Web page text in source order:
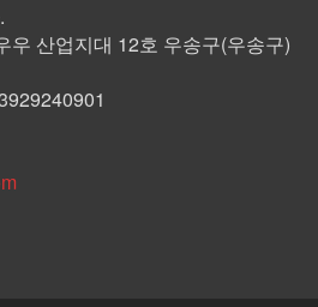
우 산업지대 12호 우송구(우송구)